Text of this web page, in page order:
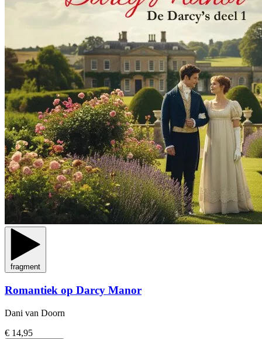
fragment
Romantiek op Darcy Manor
Dani van Doorn
€ 14,95